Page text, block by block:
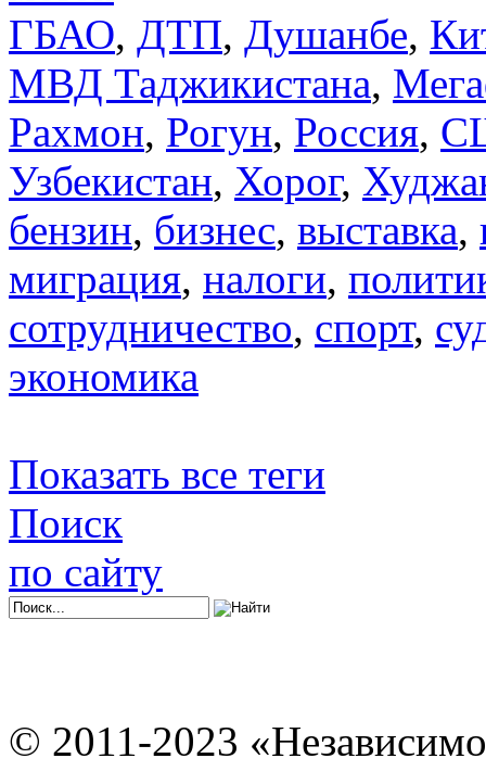
ГБАО, ДТП, Душанбе,
МВД Таджикистана,
Рахмон, Рогун, Россия,
Узбекистан, Хорог,
бензин, бизнес, выставка,
миграция, налоги,
сотрудничество, спорт,
экономика
Показать все теги
Поиск
по сайту
© 2011-2023